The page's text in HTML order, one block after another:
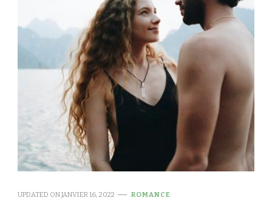
UPDATED ONJANVIER 16, 2022 ROMANCE